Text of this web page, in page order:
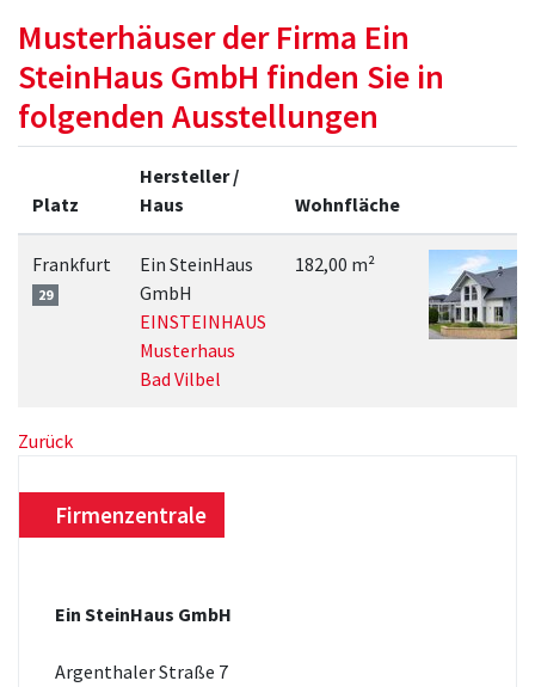
Musterhäuser der Firma Ein
SteinHaus GmbH finden Sie in
folgenden Ausstellungen
Platz
Hersteller /
Haus
Wohnfläche
Frankfurt
29
Ein SteinHaus
GmbH
EINSTEINHAUS
Musterhaus
Bad Vilbel
182,00 m²
Zurück
Firmenzentrale
Ein SteinHaus GmbH
Argenthaler Straße 7